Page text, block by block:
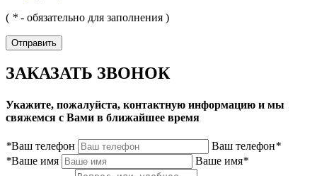
( * - обязательно для заполнения )
ЗАКАЗАТЬ ЗВОНОК
Укажите, пожалуйста, контактную информацию и мы
свяжемся с Вами в ближайшее время
*Ваш телефон Ваш телефон*
*Ваше имя Ваше имя*